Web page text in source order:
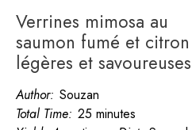
Verrines mimosa au
saumon fumé et citron
légères et savoureuses
Author: Souzan
Total Time: 25 minutes